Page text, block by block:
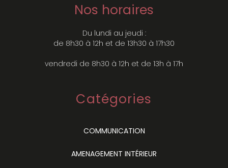
Nos horaires
Du lundi au jeudi :
de 8h30 à 12h et de 13h30 à 17h30
vendredi de 8h30 à 12h et de 13h à 17h
Catégories
COMMUNICATION
AMENAGEMENT INTÉRIEUR